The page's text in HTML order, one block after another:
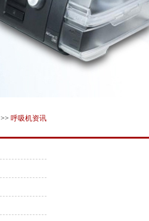
>> 呼吸机资讯